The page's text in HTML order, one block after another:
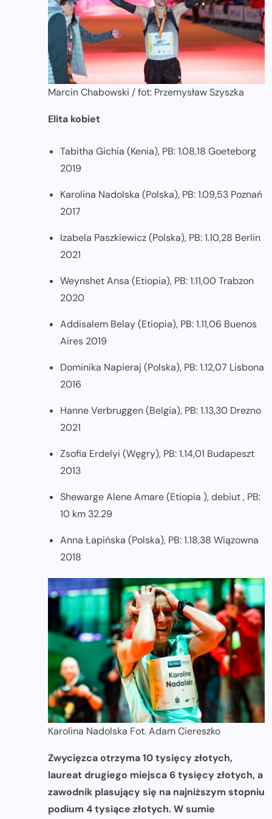
Marcin Chabowski / fot: Przemysław Szyszka
Elita kobiet
Tabitha Gichia (Kenia), PB: 1.08,18 Goeteborg
2019
Karolina Nadolska (Polska), PB: 1.09,53 Poznań
2017
Izabela Paszkiewicz (Polska), PB: 1.10,28 Berlin
2021
Weynshet Ansa (Etiopia), PB: 1.11,00 Trabzon
2020
Addisalem Belay (Etiopia), PB: 1.11,06 Buenos
Aires 2019
Dominika Napieraj (Polska), PB: 1.12,07 Lisbona
2016
Hanne Verbruggen (Belgia), PB: 1.13,30 Drezno
2021
Zsofia Erdelyi (Węgry), PB: 1.14,01 Budapeszt
2013
Shewarge Alene Amare (Etiopia ), debiut , PB:
10 km 32.29
Anna Łapińska (Polska), PB: 1.18,38 Wiązowna
2018
Karolina Nadolska Fot. Adam Ciereszko
Zwycięzca otrzyma 10 tysięcy złotych,
laureat drugiego miejsca 6 tysięcy złotych, a
zawodnik plasujący się na najniższym stopniu
podium 4 tysiące złotych. W sumie